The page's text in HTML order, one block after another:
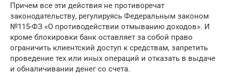
Причем все эти действия не противоречат
законодательству, регулируясь Федеральным законом
№115-ФЗ «О противодействии отмыванию доходов». И
кроме блокировки банк оставляет за собой право
ограничить клиентский доступ к средствам, запретить
проведение тех или иных операций и отказать в выдаче
и обналичивании денег со счета.